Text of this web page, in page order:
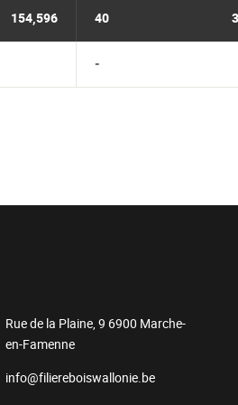
154,596 40
-
Rue de la Plaine, 9 6900 Marche-
en-Famenne
info@filiereboiswallonie.be